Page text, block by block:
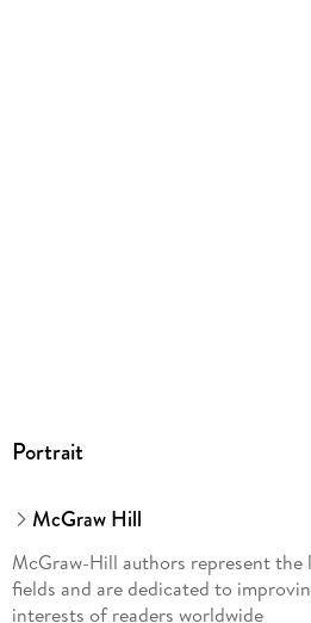
Portrait
McGraw Hill
McGraw-Hill authors represent
fields and are dedicated to
interests of readers worldwide